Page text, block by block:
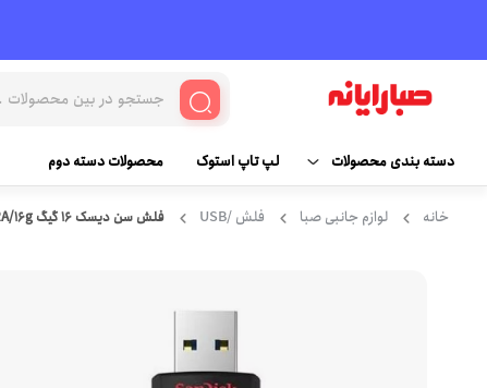
دسته بندی محصولات
کامپیوتر قطعات و سخت افزار
لپ تاپ استوک محصولات دسته دوم
خانه لوازم جانبی صبا فلش /USB فلش سن دیسک 16 گیگ SANDISK ULTRA/16g